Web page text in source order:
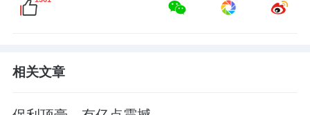
相关文章